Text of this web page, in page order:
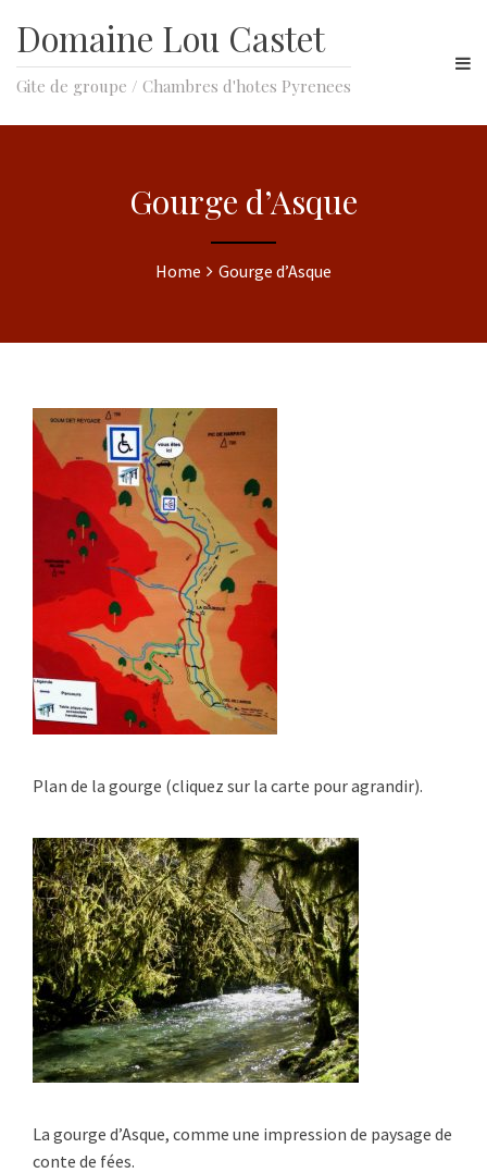
Domaine Lou Castet
Gite de groupe / Chambres d'hotes Pyrenees
Gourge d’Asque
Home Gourge d’Asque
Plan de la gourge (cliquez sur la carte pour agrandir).
La gourge d’Asque, comme une impression de paysage de
conte de fées.